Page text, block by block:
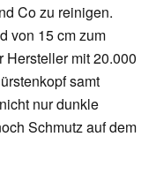
Co zu reinigen.
von 15 cm zum
Hersteller mit 20.000
samt
nur dunkle
Schmutz auf dem